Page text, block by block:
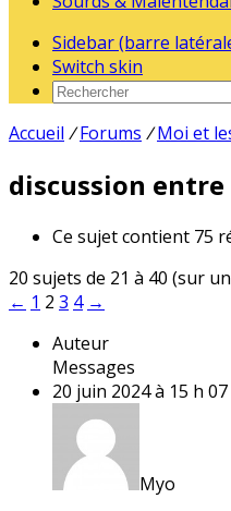
Sidebar (barre
Switch skin
Accueil / Forums / Moi et
discussion
Ce sujet contient 75
20 sujets de 21 à 40 (sur
← 1 2 3 4 →
Auteur
Messages
20 juin 2024 à 15 h
Myo